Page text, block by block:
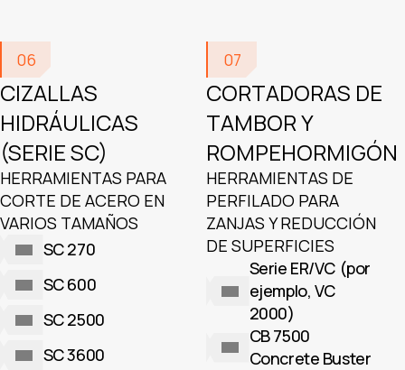
06
CIZALLAS
HIDRÁULICAS
(SERIE SC)
HERRAMIENTAS PARA
CORTE DE ACERO EN
VARIOS TAMAÑOS
SC 270
SC 600
SC 2500
SC 3600
07
CORTADORAS DE
TAMBOR Y
ROMPEHORMIGÓN
HERRAMIENTAS DE
PERFILADO PARA
ZANJAS Y REDUCCIÓN
DE SUPERFICIES
Serie ER/VC (por
ejemplo, VC
2000)
CB 7500
Concrete Buster